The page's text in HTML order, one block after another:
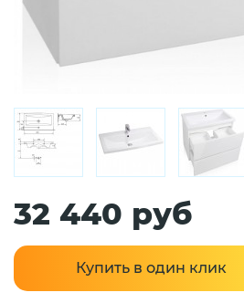
32 440 руб
Купить в один клик